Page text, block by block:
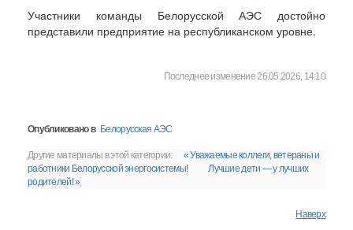
Участники команды Белорусской АЭС достойно
представили предприятие на республиканском уровне.
Последнее изменение 26.05.2026, 14:10
Опубликовано в Белорусская АЭС
Другие материалы в этой категории:
« Уважаемые коллеги, ветераны и
работники Белорусской энергосистемы!
Лучшие дети — у лучших
родителей! »
Наверх